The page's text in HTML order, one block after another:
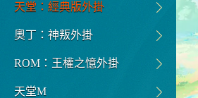
天堂：經典版外掛
奧丁：神叛外掛
ROM：王權之憶外掛
天堂M